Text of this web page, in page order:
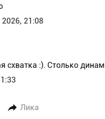
21:08
схватка :). Столько
Лика